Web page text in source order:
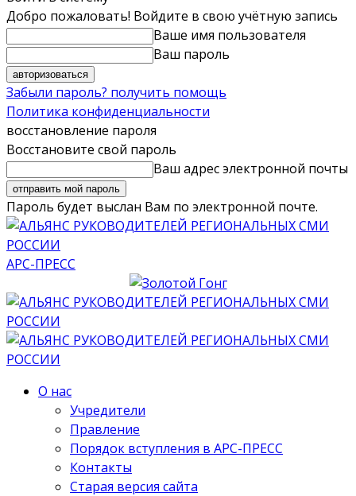
Добро пожаловать! Войдите в свою учётную запись
Ваше имя пользователя
Ваш пароль
Забыли пароль? получить помощь
Политика конфиденциальности
восстановление пароля
Восстановите свой пароль
Ваш адрес электронной почты
Пароль будет выслан Вам по электронной почте.
АРС-ПРЕСС
О нас
Учредители
Правление
Порядок вступления в АРС-ПРЕСС
Контакты
Старая версия сайта